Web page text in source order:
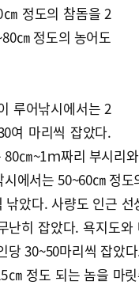
정도의 참돔을 2
㎝ 정도의 농어도
루어낚시에서는 2
여 마리씩 잡았다.
㎝~1ｍ짜리 부시리
에서는 50~60㎝ 정
낚았다. 사량도 인근
난히 잡았다. 욕지도
당 30~50마리씩 잡았
㎝ 정도 되는 놈을 마